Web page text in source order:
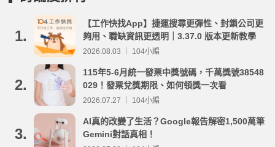
1.
【工作快找App】捷運搜尋更彈性、封鎖公司更
夠用、職缺資訊更透明｜3.37.0 版本更新教學
2026.08.03 ｜ 104小編
2.
115年5-6月統一發票中獎號碼，千萬獎號38548
029！發票兌獎期限、如何領獎一次看
2026.07.27 ｜ 104小編
3.
AI真的改變了生活？Google報告解密1,500萬筆
Gemini對話真相！